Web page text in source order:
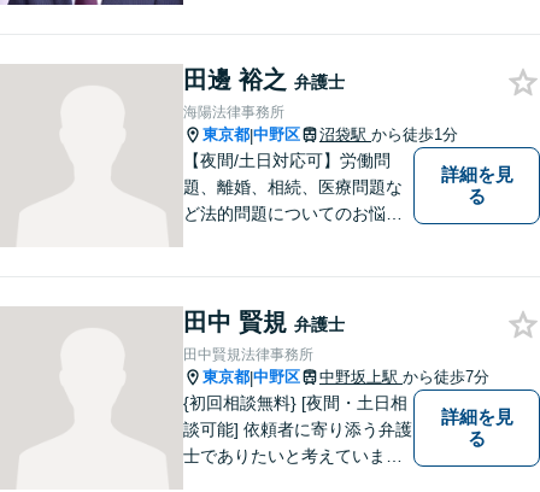
依頼者様の目線に立ち早期問
題解決に取り組みます。お気
軽にご相談ください【完全個
室】
田邊 裕之 弁護士
海陽法律事務所
東京都|中野区 沼袋駅 から徒歩1分
【夜間/土日対応可】労働問
題、離婚、相続、医療問題な
ど法的問題についてのお悩み
やかに案件に取り組みます。
詳細を見
る
田中 賢規 弁護士
田中賢規法律事務所
東京都|中野区 中野坂上駅 から徒歩7分
{初回相談無料} [夜間・土日相
談可能] 依頼者に寄り添う弁護
士でありたいと考えていま
詳細を見
る